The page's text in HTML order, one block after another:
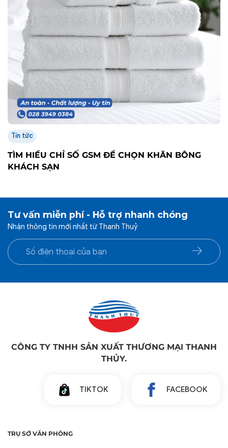
Tin tức
TÌM HIỂU CHỈ SỐ GSM ĐỂ CHỌN KHĂN BÔNG
KHÁCH SẠN
Tư vấn miễn phí - Hỗ trợ nhanh chóng
Nhận thông tin mới nhất từ Thanh Thuỷ
CÔNG TY TNHH SẢN XUẤT THƯƠNG MẠI THANH
THỦY.
TIKTOK FACEBOOK
TRỤ SỞ VĂN PHÒNG